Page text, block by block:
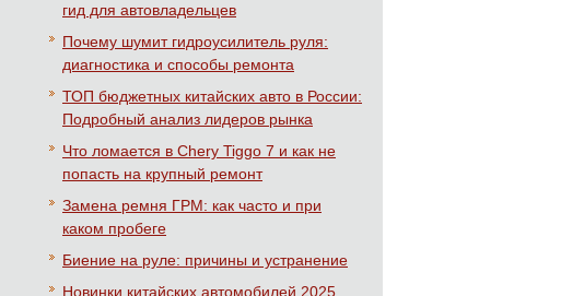
гид для автовладельцев
Почему шумит гидроусилитель руля:
диагностика и способы ремонта
ТОП бюджетных китайских авто в России:
Подробный анализ лидеров рынка
Что ломается в Chery Tiggo 7 и как не
попасть на крупный ремонт
Замена ремня ГРМ: как часто и при
каком пробеге
Биение на руле: причины и устранение
Новинки китайских автомобилей 2025